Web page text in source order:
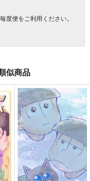
度便をご利用ください。
似商品